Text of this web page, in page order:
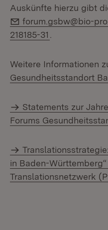
Auskünfte hierzu gibt
E-Mail:
forum.gsbw@bio-
218185-31
Weitere Informationen
Gesundheitsstandort
Statements zur
Forums
in Baden-
Translationsnetzwerk